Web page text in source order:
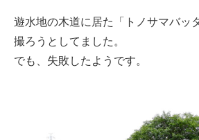
遊水地の木道に居た「トノサマバッ
撮ろうとしてました。
でも、失敗したようです。